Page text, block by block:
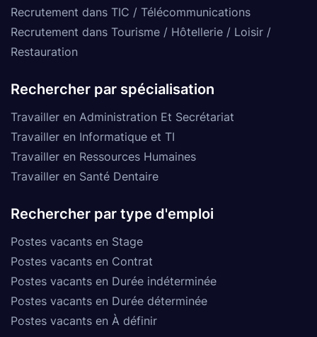
Recrutement dans TIC / Télécommunications
Recrutement dans Tourisme / Hôtellerie / Loisir /
Restauration
Rechercher par spécialisation
Travailler en Administration Et Secrétariat
Travailler en Informatique et TI
Travailler en Ressources Humaines
Travailler en Santé Dentaire
Rechercher par type d'emploi
Postes vacants en Stage
Postes vacants en Contrat
Postes vacants en Durée indéterminée
Postes vacants en Durée déterminée
Postes vacants en À définir